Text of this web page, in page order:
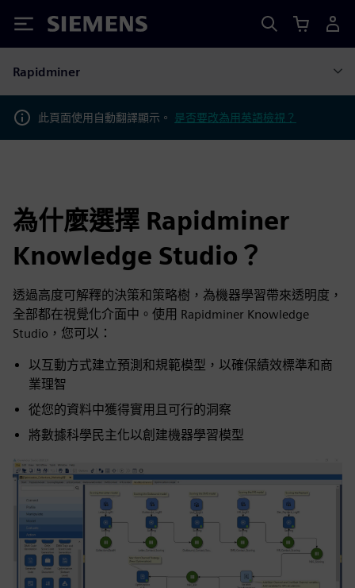
Siemens
Rapidminer
此頁面使用自動翻譯顯示。 是否要改為用英語檢視？
為什麼選擇 Rapidminer
Knowledge Studio？
透過高度可解釋的決策和策略樹，為機器學習帶來透明度，
全部都在視覺化介面中。使用 Rapidminer Knowledge
Studio，您可以：
以互動方式建立預測和規範模型，以確保績效標準和商
業理智
從您的資料中獲得實用且可行的洞察
將數據科學民主化以創建機器學習模型